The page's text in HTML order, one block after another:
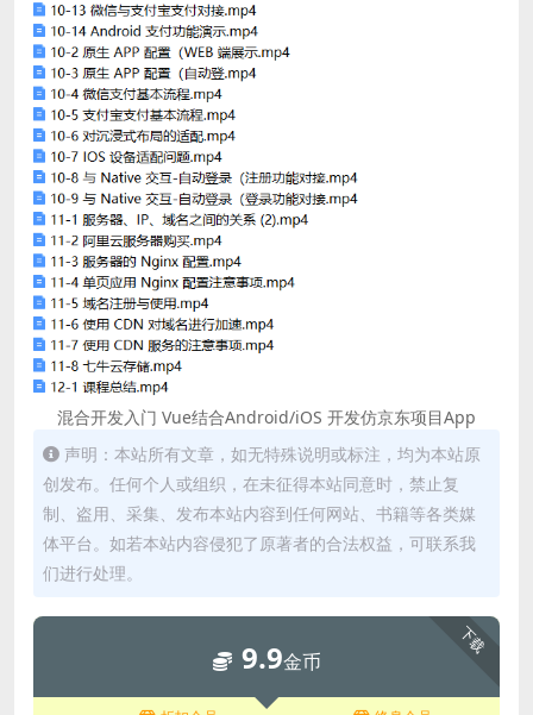
混合开发入门 Vue结合Android/iOS 开发仿京东项目App
声明：本站所有文章，如无特殊说明或标注，均为本站原
创发布。任何个人或组织，在未征得本站同意时，禁止复
制、盗用、采集、发布本站内容到任何网站、书籍等各类媒
体平台。如若本站内容侵犯了原著者的合法权益，可联系我
们进行处理。
下载
9.9金币